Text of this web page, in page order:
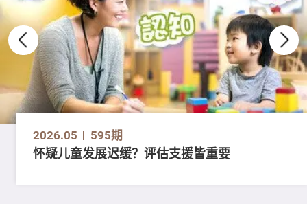
2026.05 595期
怀疑儿童发展迟缓？评估支援皆重要